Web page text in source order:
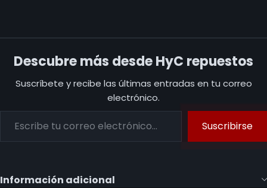
Descubre más desde HyC repuestos
Suscríbete y recibe las últimas entradas en tu correo
electrónico.
Suscribirse
Información adicional